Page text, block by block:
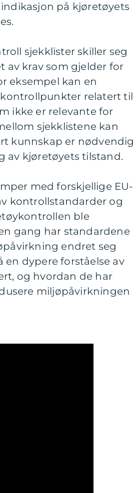
på kjøretøyets
sjekklister skiller seg
av krav som gjelder for
eksempel kan en
relatert til
ikke er relevante for
sjekklistene kan
kunnskap er nødvendig
av kjøretøyets tilstand.
med forskjellige EU-
kontrollstandarder og
ble
gang har standardene
endret seg
en dypere forståelse av
og hvordan de har
miljøpåvirkningen